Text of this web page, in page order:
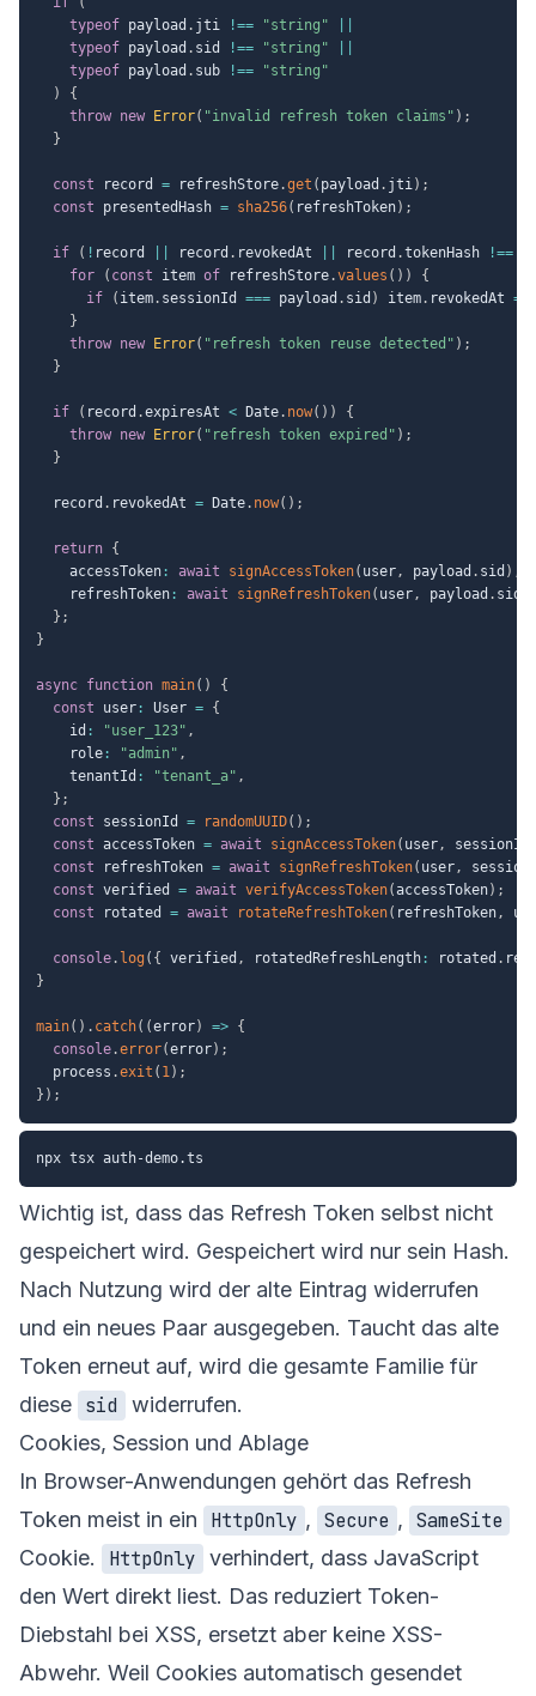
typeof payload . jti !== "string"
typeof payload . sid !== "string"
typeof payload . sub !==
"string"
)
{
throw new Error( "invalid refresh token claims" ) ;
}
const record = refreshStore.get ( payload . jti) ;
const presentedHash = sha256( refreshToken) ;
if ( ! record record . revokedAt record .tokenHash !==
for
( const item of refreshStore.values ( ) )
{
if
( item. sessionId === payload . sid ) item. revokedAt =
}
throw new Error( "refresh token reuse detected" ) ;
}
if ( record .expiresAt < Date. now( ) )
{
throw new Error( "refresh token expired" ) ;
}
  record
. revokedAt = Date. now( ) ;
return {
    accessToken
: await signAccessToken( user, payload . sid ) ,
    refreshToken
: await signRefreshToken( user, payload . sid
} ;
}
async function main( )
{
const user : User = {
    id
: "user_123" ,
    role
: "admin" ,
    tenantId
: "tenant_a" ,
} ;
const sessionId = randomUUID( ) ;
const accessToken = await signAccessToken( user, sessionId
const refreshToken = await signRefreshToken( user,
const verified = await verifyAccessToken(accessToken) ;
const rotated = await rotateRefreshToken( refreshToken,
console. log ( { verified , rotatedRefreshLength : rotated .
}
main( ) . catch( (error) => {
console.error(error) ;
  process
.exit ( 1) ;
} ) ;
Wichtig ist, dass das Refresh Token selbst nicht
gespeichert wird. Gespeichert wird nur sein Hash.
Nach Nutzung wird der alte Eintrag widerrufen
und ein neues Paar ausgegeben. Taucht das alte
Token erneut auf, wird die gesamte Familie für
diese sid
widerrufen.
Cookies, Session und Ablage
In Browser-Anwendungen gehört das Refresh
Token meist in ein
HttpOnly , Secure , SameSite
Cookie.
HttpOnly verhindert, dass JavaScript
den Wert direkt liest. Das reduziert Token-
Diebstahl bei XSS, ersetzt aber keine XSS-
Abwehr. Weil Cookies automatisch gesendet